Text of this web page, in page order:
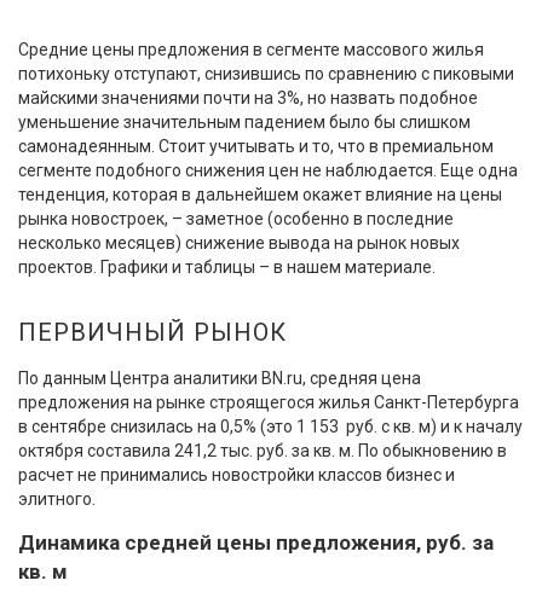
Средние цены предложения в сегменте массового жилья
потихоньку отступают, снизившись по сравнению с пиковыми
майскими значениями почти на 3%, но назвать подобное
уменьшение значительным падением было бы слишком
самонадеянным. Стоит учитывать и то, что в премиальном
сегменте подобного снижения цен не наблюдается. Еще одна
тенденция, которая в дальнейшем окажет влияние на цены
рынка новостроек, – заметное (особенно в последние
несколько месяцев) снижение вывода на рынок новых
проектов. Графики и таблицы – в нашем материале.
ПЕРВИЧНЫЙ РЫНОК
По данным Центра аналитики BN.ru, средняя цена
предложения на рынке строящегося жилья Санкт-Петербурга
в сентябре снизилась на 0,5% (это 1 153 руб. с кв. м) и к началу
октября составила 241,2 тыс. руб. за кв. м. По обыкновению в
расчет не принимались новостройки классов бизнес и
элитного.
Динамика средней цены предложения, руб. за
кв. м